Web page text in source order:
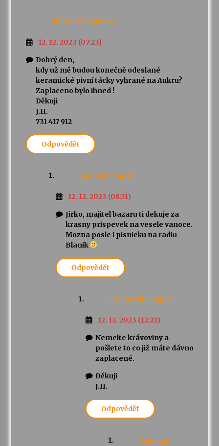
Jiří Houška napsal:
12. 12. 2023 (07:23)
Dobrý den,
kdy už mě budou konečně odeslané
keramické pivní tácky vyhrané na Aukru?
Zaplaceno bylo ihned !
Děkuji
J.H.
731 417 912
Odpovědět
Anonym napsal:
12. 12. 2023 (08:31)
Jirko, majitel bazaru ti dekuje za
krasny prispevek na vesele vanoce.
Mozna posle i pisnicku na radiu
Blanik
Odpovědět
Jiří Houška napsal:
12. 12. 2023 (12:21)
Nemelte krávoviny a
pošlete to co již máte dávno
zaplacené.
Děkuji
J.H.
Odpovědět
Anonym